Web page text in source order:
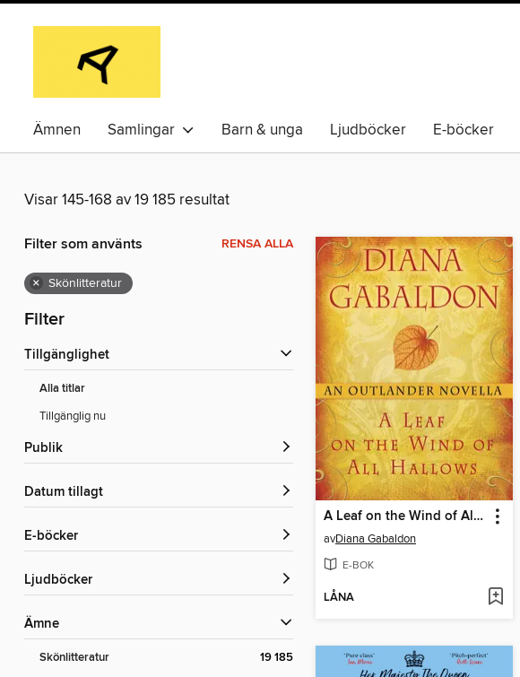
Ämnen Samlingar Barn & unga Ljudböcker E-böcker
Visar 145-168 av 19 185 resultat
Filter som använts RENSA ALLA
× Skönlitteratur
Filter
Tillgänglighet
Alla titlar
Tillgänglig nu
Publik
Datum tillagt
e-böcker
Ljudböcker
Ämne
Skönlitteratur 19 185
A Leaf on the Wind of All Hallows
avDiana Gabaldon
E-BOK
LÅNA